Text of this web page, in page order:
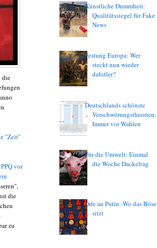
die
"Zeit"
vor
die
zu
Künstliche Dummheit:
Qualitätssiegel für Fake
News
Festung Europa: Wer
steckt nun wieder
dahitler?
Deutschlands schönste
Verschwörungstheorien:
Immer vor Wahlen
Für die Umwelt: Einmal
die Woche Dackeltag
Ode an Putin: Wo das Böse
sitzt